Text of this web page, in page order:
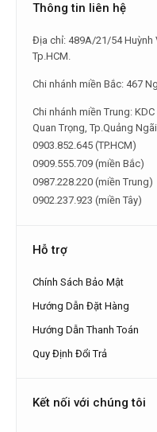
Thông tin liên hệ
Địa chỉ: 489A/21/54 Huỳnh
Tp.HCM.
Chi nhánh miền Bắc: 467
Chi nhánh miền Trung:
Quan Trọng, Tp.Quảng
0903.852.645 (TP.HCM)
0909.555.709 (miền Bắc)
0987.228.220 (miền Trung)
0902.237.923 (miền Tây)
Hỗ trợ
Chính Sách Bảo Mật
Hướng Dẫn Đặt Hàng
Hướng Dẫn Thanh Toán
Quy Định Đổi Trả
Kết nối với chúng tôi